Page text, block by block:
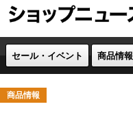
セール・イベント 商品情報
商品情報